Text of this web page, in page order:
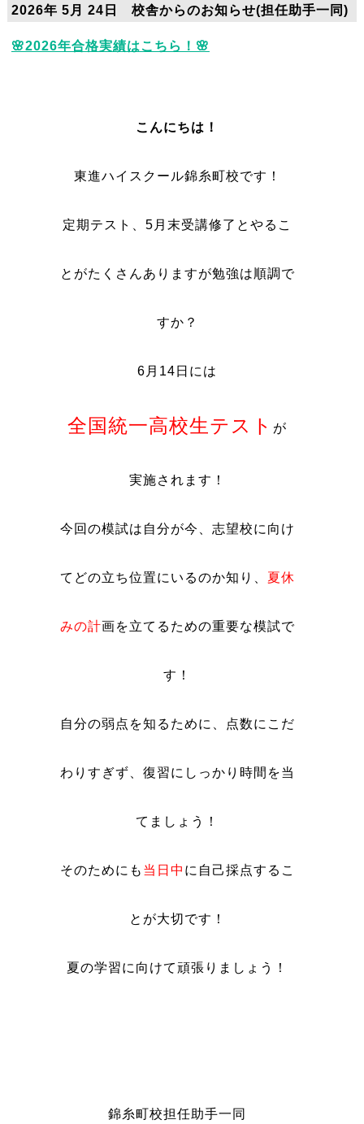
2026年 5月 24日 校舎からのお知らせ(担任助手一同)
🌸2026年合格実績はこちら！🌸
こんにちは！
東進ハイスクール錦糸町校です！
定期テスト、5月末受講修了とやるこ
とがたくさんありますが勉強は順調で
すか？
6月14日には
全国統一高校生テスト が
実施されます！
今回の模試は自分が今、志望校に向け
てどの立ち位置にいるのか知り、 夏休
みの計画を立てるための重要な模試で
す！
自分の弱点を知るために、点数にこだ
わりすぎず、復習にしっかり時間を当
てましょう！
そのためにも 当日中 に自己採点するこ
とが大切です！
夏の学習に向けて頑張りましょう！
錦糸町校担任助手一同